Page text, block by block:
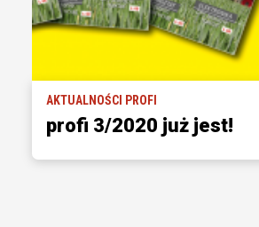
AKTUALNOŚCI PROFI
profi 3/2020 już jest!